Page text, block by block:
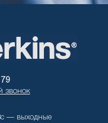
звонок
— выходные